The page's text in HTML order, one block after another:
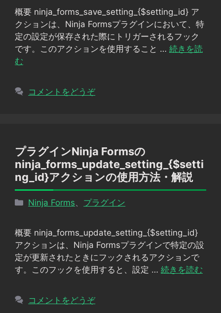
リ
ー
概要 ninja_forms_save_setting_{$setting_id} ア
クションは、Ninja Formsプラグインにおいて、特
定の設定が保存された際にトリガーされるフック
です。このアクションを使用すること … 続きを読
む
コメントをどうぞ
プラグインNinja Formsの
ninja_forms_update_setting_{$setti
ng_id}アクションの使用方法・解説
カ
リ
ー
Ninja Forms プラグイン
概要 ninja_forms_update_setting_{$setting_id}
アクションは、Ninja Formsプラグインで特定の設
定が更新されたときにフックされるアクションで
す。このフックを使用すると、設定 … 続きを読む
コメントをどうぞ